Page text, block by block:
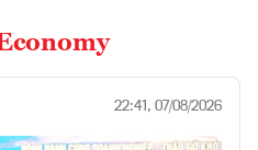
22:41, 07/08/2026